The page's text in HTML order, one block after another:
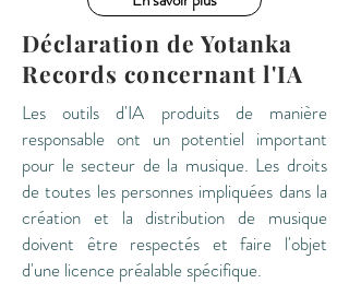
Déclaration de Yotanka
Records concernant l'IA
Les outils d'IA produits de manière
responsable ont un potentiel important
pour le secteur de la musique. Les droits
de toutes les personnes impliquées dans la
création et la distribution de musique
doivent être respectés et faire l'objet
d'une licence préalable spécifique.